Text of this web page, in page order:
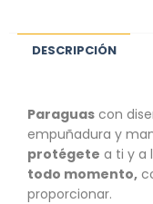
DESCRIPCIÓN
Paraguas con
empuñadura y
protégete a ti y a
todo momento,
proporcionar.